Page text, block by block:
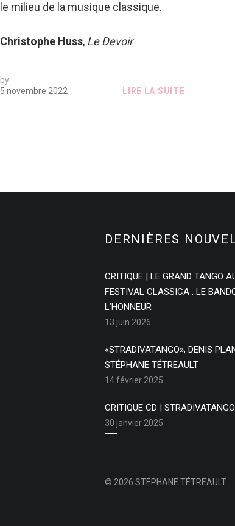
le milieu de la musique classique.
Christophe Huss, Le Devoir
by
5 novembre 2022
LIRE LA SUITE
DERNIÈRES
CRITIQUE | LE GRAND TANGO
FESTIVAL CLASSICA : LE
L’HONNEUR
13 juin 2026
«STRADIVATANGO», DENIS
STÉPHANE TÉTREAULT
14 février 2025
CRITIQUE CD | STRADIVATANGO
30 janvier 2025
© 2026 STÉPHANE TÉTREAULT